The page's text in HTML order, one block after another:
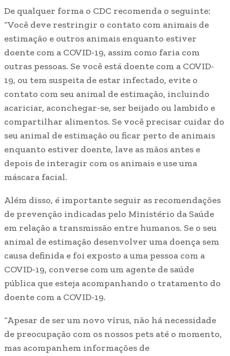
De qualquer forma o CDC recomenda o seguinte:
“Você deve restringir o contato com animais de
estimação e outros animais enquanto estiver
doente com a COVID-19, assim como faria com
outras pessoas. Se você está doente com a COVID-
19, ou tem suspeita de estar infectado, evite o
contato com seu animal de estimação, incluindo
acariciar, aconchegar-se, ser beijado ou lambido e
compartilhar alimentos. Se você precisar cuidar do
seu animal de estimação ou ficar perto de animais
enquanto estiver doente, lave as mãos antes e
depois de interagir com os animais e use uma
máscara facial.
Além disso, é importante seguir as recomendações
de prevenção indicadas pelo Ministério da Saúde
em relação a transmissão entre humanos. Se o seu
animal de estimação desenvolver uma doença sem
causa definida e foi exposto a uma pessoa com a
COVID-19, converse com um agente de saúde
pública que esteja acompanhando o tratamento do
doente com a COVID-19.
“Apesar de ser um novo vírus, não há necessidade
de preocupação com os nossos pets até o momento,
mas acompanhem informações de